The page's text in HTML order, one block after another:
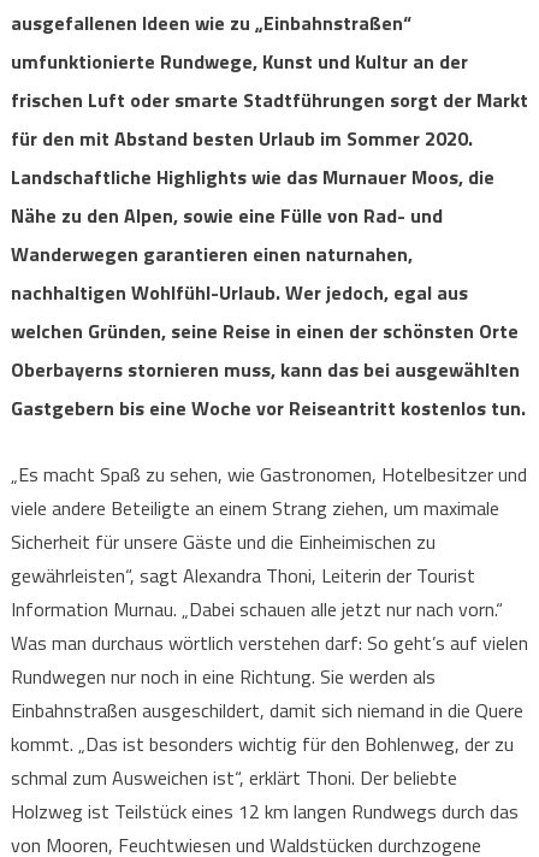
ausgefallenen Ideen wie zu „Einbahnstraßen“
umfunktionierte Rundwege, Kunst und Kultur an der
frischen Luft oder smarte Stadtführungen sorgt der Markt
für den mit Abstand besten Urlaub im Sommer 2020.
Landschaftliche Highlights wie das Murnauer Moos, die
Nähe zu den Alpen, sowie eine Fülle von Rad- und
Wanderwegen garantieren einen naturnahen,
nachhaltigen Wohlfühl-Urlaub. Wer jedoch, egal aus
welchen Gründen, seine Reise in einen der schönsten Orte
Oberbayerns stornieren muss, kann das bei ausgewählten
Gastgebern bis eine Woche vor Reiseantritt kostenlos tun.
„Es macht Spaß zu sehen, wie Gastronomen, Hotelbesitzer und
viele andere Beteiligte an einem Strang ziehen, um maximale
Sicherheit für unsere Gäste und die Einheimischen zu
gewährleisten“, sagt Alexandra Thoni, Leiterin der Tourist
Information Murnau. „Dabei schauen alle jetzt nur nach vorn.“
Was man durchaus wörtlich verstehen darf: So geht’s auf vielen
Rundwegen nur noch in eine Richtung. Sie werden als
Einbahnstraßen ausgeschildert, damit sich niemand in die Quere
kommt. „Das ist besonders wichtig für den Bohlenweg, der zu
schmal zum Ausweichen ist“, erklärt Thoni. Der beliebte
Holzweg ist Teilstück eines 12 km langen Rundwegs durch das
von Mooren, Feuchtwiesen und Waldstücken durchzogene